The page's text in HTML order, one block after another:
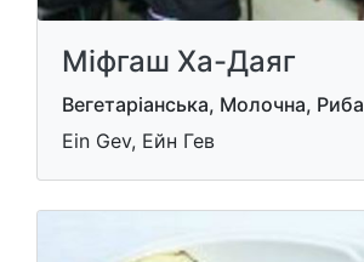
Міфгаш Ха-Даяг
Вегетаріанська, Молочна, Риба
Ein Gev, Ейн Гев